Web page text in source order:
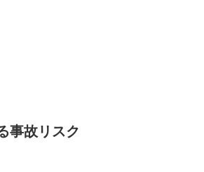
事故リスク